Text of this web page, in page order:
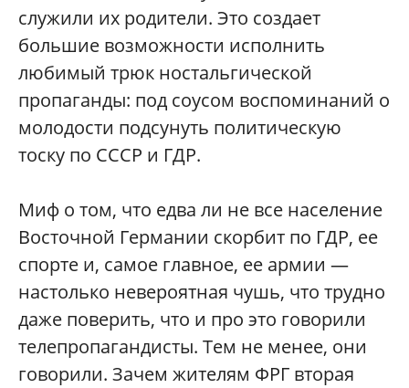
служили их родители. Это создает
большие возможности исполнить
любимый трюк ностальгической
пропаганды: под соусом воспоминаний о
молодости подсунуть политическую
тоску по СССР и ГДР.
Миф о том, что едва ли не все население
Восточной Германии скорбит по ГДР, ее
спорте и, самое главное, ее армии —
настолько невероятная чушь, что трудно
даже поверить, что и про это говорили
телепропагандисты. Тем не менее, они
говорили. Зачем жителям ФРГ вторая